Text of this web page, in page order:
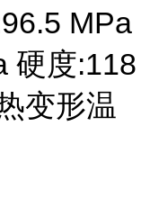
MPa
硬度:118
变形温